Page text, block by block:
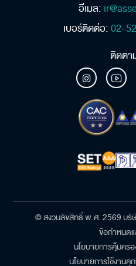
อีเมล:
เบอร์ติดต่อ:02-
ติดตา
© สงวนลิขสิทธิ์ พ.ศ. 2569 บริ
ข้อกำหนดแ
นโยบายการคุ้มคร
นโยบายการใช้งานคุ